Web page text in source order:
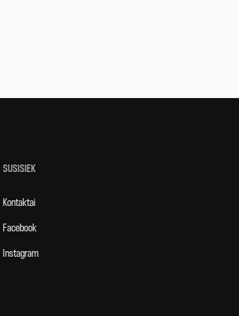
SUSISIEK
Kontaktai
Facebook
Instagram